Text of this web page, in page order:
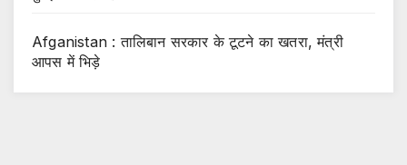
Afganistan : तालिबान सरकार के टूटने का खतरा, मंत्री
आपस में भिड़े